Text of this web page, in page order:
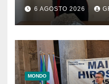
6 AGOSTO 2026
MONDO